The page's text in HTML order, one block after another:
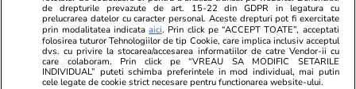
Wowbiz.ro Redactia.ro
de drepturile prevazute de art. 15-22 din GDPR in legatura cu
prelucrarea datelor cu caracter personal. Aceste drepturi pot fi exercitate
prin modalitatea indicataaici. Prin click pe “ACCEPT TOATE”, acceptati
folosirea tuturor Tehnologiilor de tip Cookie, care implica inclusiv acceptul
dvs. cu privire la stocarea/accesarea informatiilor de catre Vendor-ii cu
care colaboram. Prin click pe “VREAU SA MODIFIC SETARILE
INDIVIDUAL” puteti schimba preferintele in mod individual, mai putin
cele legate de cookie strict necesare pentru functionarea website-ului.